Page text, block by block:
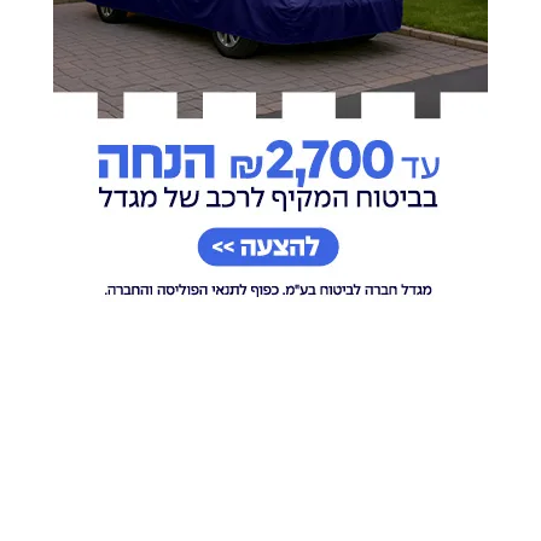
בחדרי חרדים
מצאת טעות בכתבה? תוכן שאינו ראוי לאתר? דווח לנו
רוצים להצטרף לקבוצות הווטסאפ של כל רגע?
לבקשת הצטרפות למוגנים וכשרים
להצטרפות ישירה לקבוצות